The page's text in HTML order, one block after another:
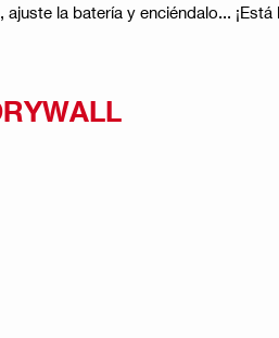
la batería y enciéndalo...